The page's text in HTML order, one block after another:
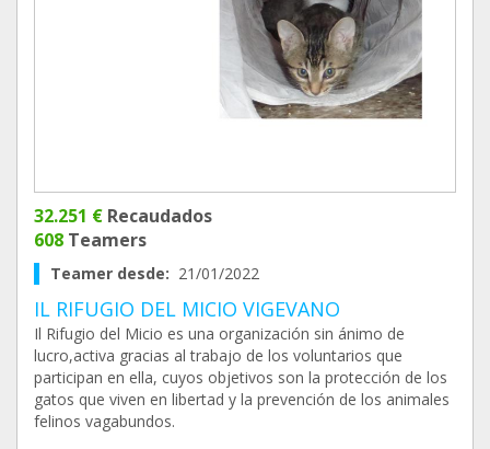
32.251 € Recaudados
608 Teamers
Teamer desde: 21/01/2022
IL RIFUGIO DEL MICIO VIGEVANO
Il Rifugio del Micio es una organización sin ánimo de
lucro,activa gracias al trabajo de los voluntarios que
participan en ella, cuyos objetivos son la protección de los
gatos que viven en libertad y la prevención de los animales
felinos vagabundos.